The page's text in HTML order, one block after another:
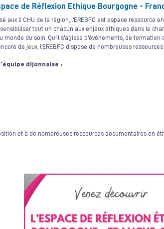
de Réflexion Ethique Bourgogne -
aux 2 CHU de la région, l'EREBFC est espace ressource
tout un chacun aux enjeux éthiques dans le
monde du soin. Qu'il s'agisse d'événements, de
de jeux, l'EREBFC dispose de nombreuses ressources
dijonnaise :
et à de nombreuses ressources documentaires en